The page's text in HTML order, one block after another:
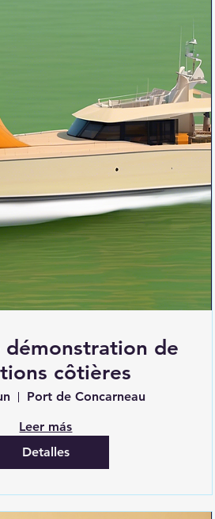
démonstration de
côtières
Port de Concarneau
Leer más
Detalles